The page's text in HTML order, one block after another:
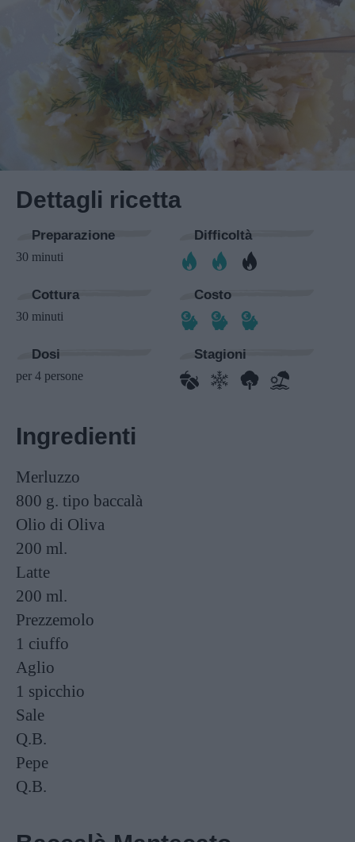
Dettagli ricetta
Preparazione
30 minuti
Difficoltà
Cottura
30 minuti
Costo
Dosi
per 4 persone
Stagioni
Ingredienti
Merluzzo
800 g. tipo baccalà
Olio di Oliva
200 ml.
Latte
200 ml.
Prezzemolo
1 ciuffo
Aglio
1 spicchio
Sale
Q.B.
Pepe
Q.B.